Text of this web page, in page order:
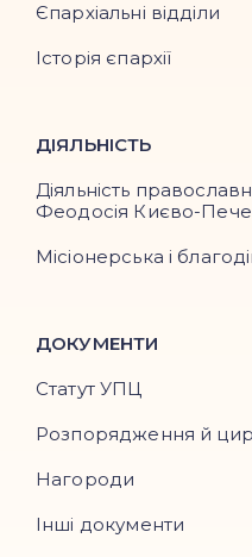
Єпархіальні відділи
Історія єпархії
ДІЯЛЬНІСТЬ
Діяльність
Феодосія Києво-
Місіонерська і
ДОКУМЕНТИ
Статут УПЦ
Розпорядження й
Нагороди
Інші документи